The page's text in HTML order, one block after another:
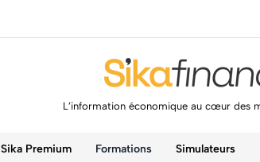
L’information économique au cœur des
Sika Premium Formations Simulateurs